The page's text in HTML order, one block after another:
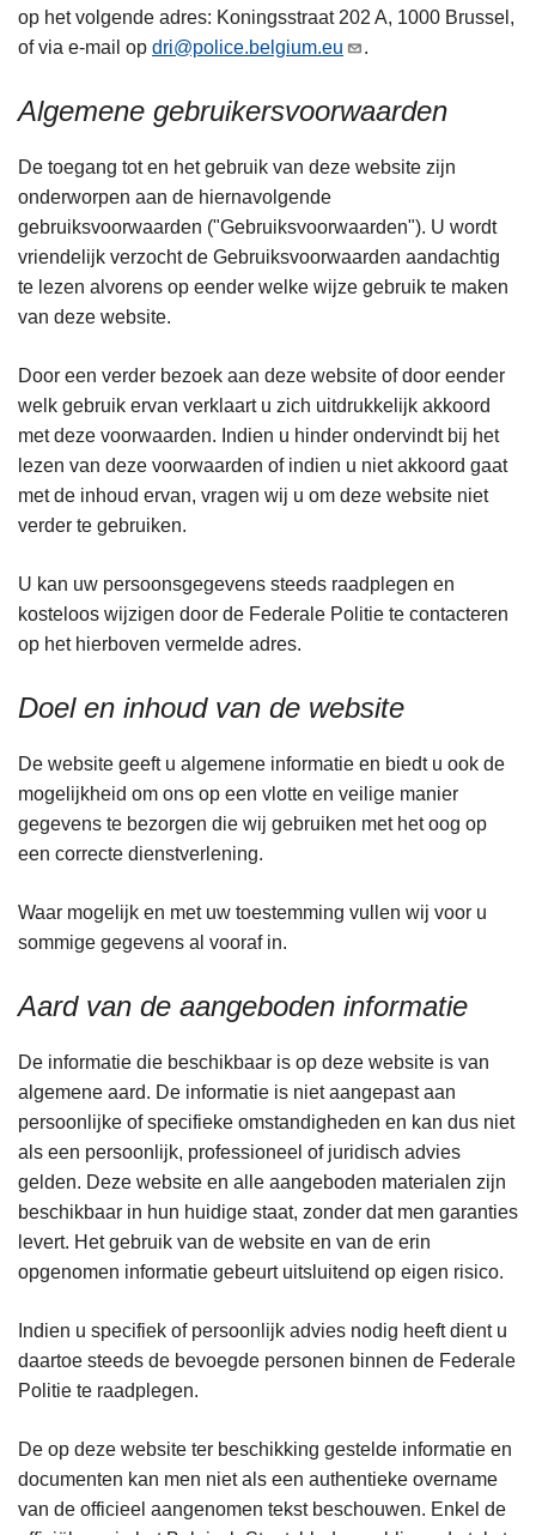
op het volgende adres: Koningsstraat 202 A, 1000 Brussel,
of via e-mail op dri@police.belgium.eu .
Algemene gebruikersvoorwaarden
De toegang tot en het gebruik van deze website zijn
onderworpen aan de hiernavolgende
gebruiksvoorwaarden ("Gebruiksvoorwaarden"). U wordt
vriendelijk verzocht de Gebruiksvoorwaarden aandachtig
te lezen alvorens op eender welke wijze gebruik te maken
van deze website.
Door een verder bezoek aan deze website of door eender
welk gebruik ervan verklaart u zich uitdrukkelijk akkoord
met deze voorwaarden. Indien u hinder ondervindt bij het
lezen van deze voorwaarden of indien u niet akkoord gaat
met de inhoud ervan, vragen wij u om deze website niet
verder te gebruiken.
U kan uw persoonsgegevens steeds raadplegen en
kosteloos wijzigen door de Federale Politie te contacteren
op het hierboven vermelde adres.
Doel en inhoud van de website
De website geeft u algemene informatie en biedt u ook de
mogelijkheid om ons op een vlotte en veilige manier
gegevens te bezorgen die wij gebruiken met het oog op
een correcte dienstverlening.
Waar mogelijk en met uw toestemming vullen wij voor u
sommige gegevens al vooraf in.
Aard van de aangeboden informatie
De informatie die beschikbaar is op deze website is van
algemene aard. De informatie is niet aangepast aan
persoonlijke of specifieke omstandigheden en kan dus niet
als een persoonlijk, professioneel of juridisch advies
gelden. Deze website en alle aangeboden materialen zijn
beschikbaar in hun huidige staat, zonder dat men garanties
levert. Het gebruik van de website en van de erin
opgenomen informatie gebeurt uitsluitend op eigen risico.
Indien u specifiek of persoonlijk advies nodig heeft dient u
daartoe steeds de bevoegde personen binnen de Federale
Politie te raadplegen.
De op deze website ter beschikking gestelde informatie en
documenten kan men niet als een authentieke overname
van de officieel aangenomen tekst beschouwen. Enkel de